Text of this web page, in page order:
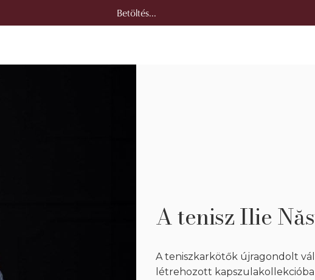
Betöltés...
A tenisz Ilie
A teniszkarkötők újragondolt
létrehozott